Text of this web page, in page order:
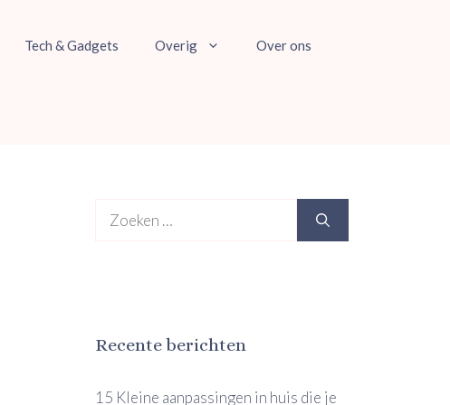
Tech & Gadgets Overig Over ons
naar:
Recente berichten
15 Kleine aanpassingen in huis die je